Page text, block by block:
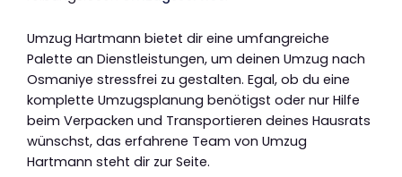
Umzug Hartmann bietet dir eine umfangreiche
Palette an Dienstleistungen, um deinen Umzug nach
Osmaniye stressfrei zu gestalten. Egal, ob du eine
komplette Umzugsplanung benötigst oder nur Hilfe
beim Verpacken und Transportieren deines Hausrats
wünschst, das erfahrene Team von Umzug
Hartmann steht dir zur Seite.